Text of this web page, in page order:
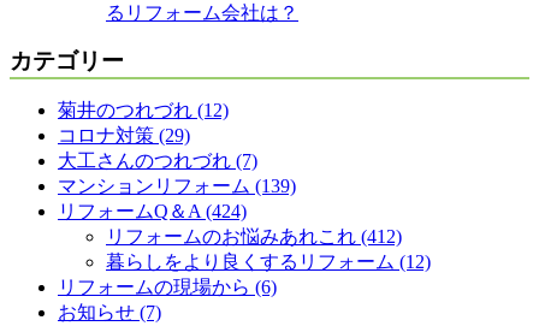
るリフォーム会社は？
カテゴリー
菊井のつれづれ (12)
コロナ対策 (29)
大工さんのつれづれ (7)
マンションリフォーム (139)
リフォームQ＆A (424)
リフォームのお悩みあれこれ (412)
暮らしをより良くするリフォーム (12)
リフォームの現場から (6)
お知らせ (7)